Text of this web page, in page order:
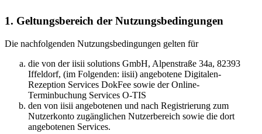
1. Geltungsbereich der Nutzungsbedingungen
Die nachfolgenden Nutzungsbedingungen gelten für
die von der iisii solutions GmbH, Alpenstraße 34a, 82393
Iffeldorf, (im Folgenden: iisii) angebotene Digitalen-
Rezeption Services DokFee sowie der Online-
Terminbuchung Services O-TIS
den von iisii angebotenen und nach Registrierung zum
Nutzerkonto zugänglichen Nutzerbereich sowie die dort
angebotenen Services.